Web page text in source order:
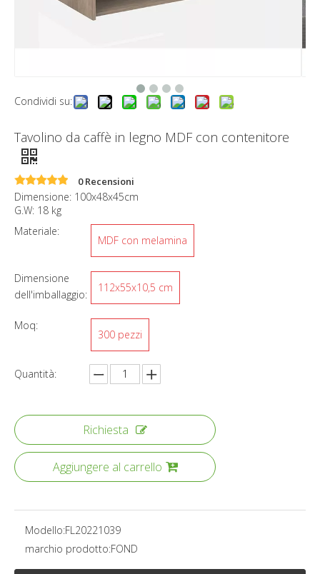
Condividi su:
Tavolino da caffè in legno MDF con contenitore
0 Recensioni
Dimensione: 100x48x45cm
G.W: 18 kg
Materiale:
MDF con melamina
Dimensione
dell'imballaggio:
112x55x10,5 cm
Moq:
300 pezzi
Quantità:
Richiesta
Aggiungere al carrello
Modello:FL20221039
marchio prodotto:FOND